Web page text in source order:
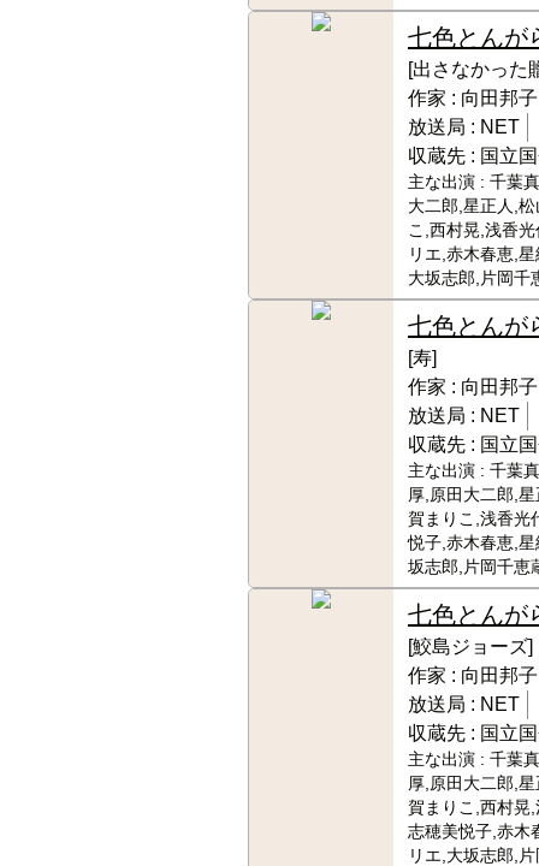
七色とんが
[出さなかった
作家 : 向田邦子
放送局 : NET
収蔵先 : 国立
主な出演 : 千葉
大二郎,星正人,
こ,西村晃,浅香光
リエ,赤木春恵,
大坂志郎,片岡千
七色とんが
[寿]
作家 : 向田邦子
放送局 : NET
収蔵先 : 国立
主な出演 : 千葉
厚,原田大二郎,
賀まりこ,浅香光
悦子,赤木春恵,
坂志郎,片岡千恵
七色とんが
[鮫島ジョーズ]
作家 : 向田邦子
放送局 : NET
収蔵先 : 国立
主な出演 : 千葉
厚,原田大二郎,
賀まりこ,西村晃
志穂美悦子,赤木
リエ,大坂志郎,